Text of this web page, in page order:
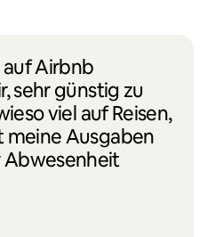
auf Airbnb
sehr günstig zu
viel auf Reisen,
meine Ausgaben